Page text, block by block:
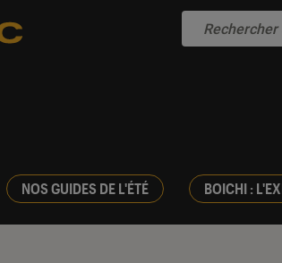
NOS GUIDES DE L'ÉTÉ BOICHI :